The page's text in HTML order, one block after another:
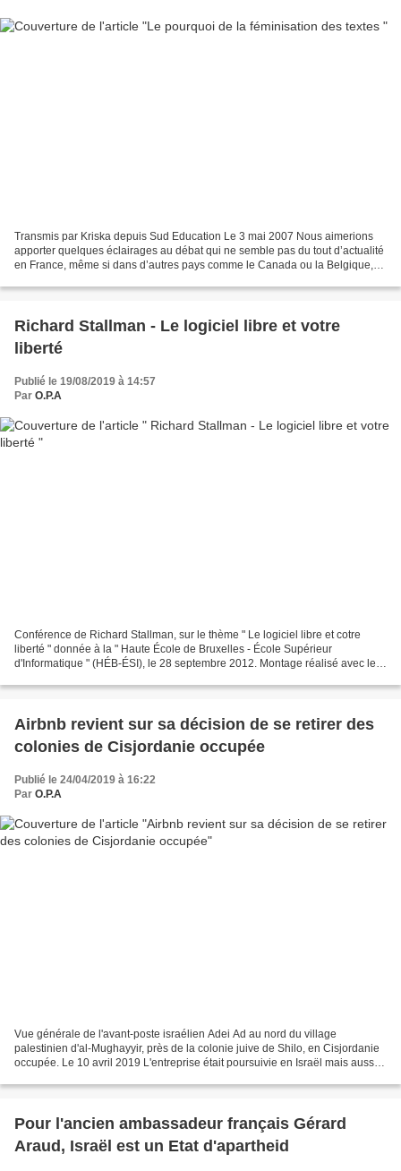
Transmis par Kriska depuis Sud Education Le 3 mai 2007 Nous aimerions
apporter quelques éclairages au débat qui ne semble pas du tout d’actualité
en France, même si dans d’autres pays comme le Canada ou la Belgique,
Richard Stallman - Le logiciel libre et votre
liberté
Publié le 19/08/2019 à 14:57
Par O.P.A
Conférence de Richard Stallman, sur le thème " Le logiciel libre et cotre
liberté " donnée à la " Haute École de Bruxelles - École Supérieur
d'Informatique " (HÉB-ÉSI), le 28 septembre 2012. Montage réalisé avec le
Airbnb revient sur sa décision de se retirer des
colonies de Cisjordanie occupée
Publié le 24/04/2019 à 16:22
Par O.P.A
Vue générale de l'avant-poste israélien Adei Ad au nord du village
palestinien d'al-Mughayyir, près de la colonie juive de Shilo, en Cisjordanie
occupée. Le 10 avril 2019 L'entreprise était poursuivie en Israël mais aussi
Pour l'ancien ambassadeur français Gérard
Araud, Israël est un Etat d'apartheid